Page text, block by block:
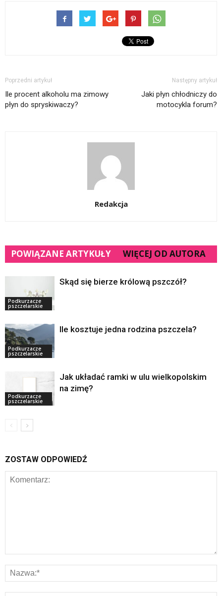
Poprzedni artykuł
Ile procent alkoholu ma zimowy
płyn do spryskiwaczy?
Następny artykuł
Jaki płyn chłodniczy do
motocykla forum?
Redakcja
POWIĄZANE ARTYKUŁY WIĘCEJ OD AUTORA
Podkurzacze
pszczelarskie
Skąd się bierze królową pszczół?
Podkurzacze
pszczelarskie
Ile kosztuje jedna rodzina pszczela?
Podkurzacze
pszczelarskie
Jak układać ramki w ulu wielkopolskim
na zimę?
ZOSTAW ODPOWIEDŹ